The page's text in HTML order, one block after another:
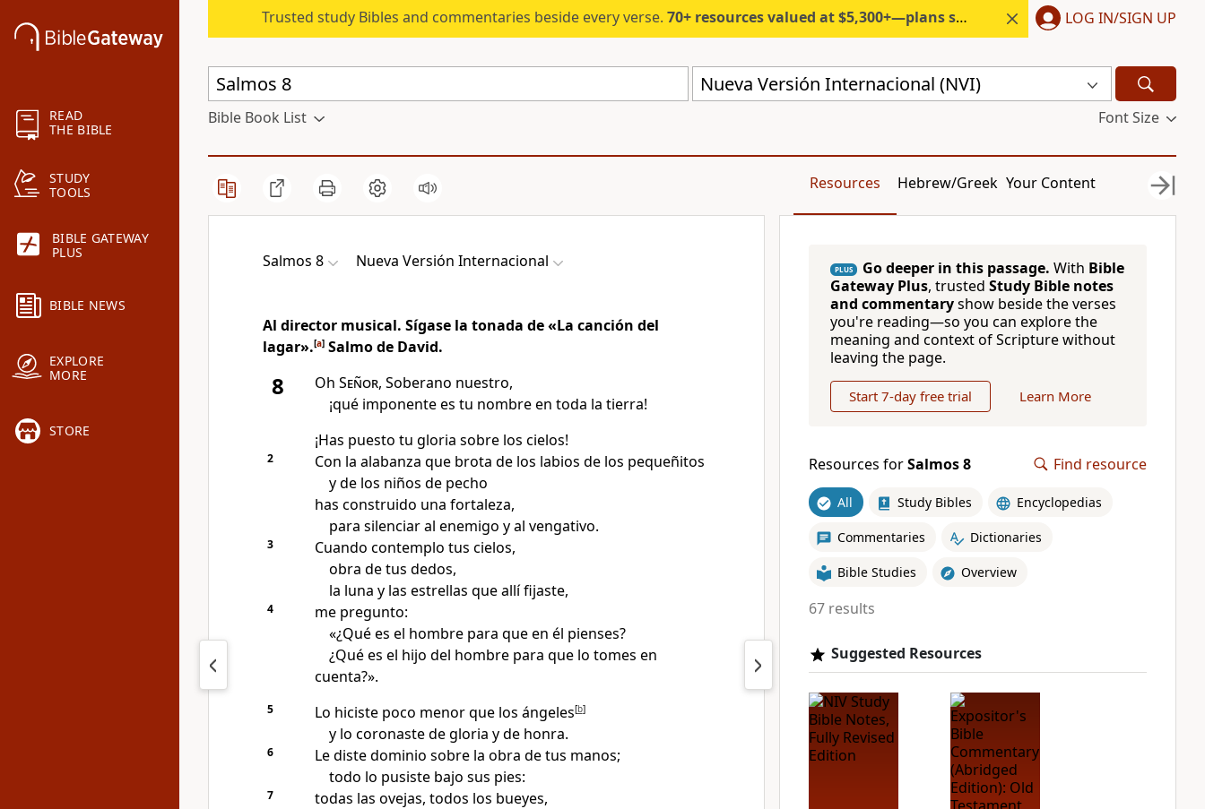
READ
THE BIBLE
STUDY
TOOLS
BIBLE GATEWAY
PLUS
BIBLE NEWS
EXPLORE
MORE
STORE
Trusted study Bibles and commentaries beside every verse. 70+ resources valued at $5,300+—plans start under $6/month. LOG IN/SIGN UP
Nueva Versión Internacional (NVI)
Bible Book List Font Size
Resources Hebrew/Greek Your Content
Salmos 8 Nueva Versión Internacional
Al director musical. Sígase la tonada de «La canción del
lagar».[a] Salmo de David.
8 Oh Señor, Soberano nuestro,
¡qué imponente es tu nombre en toda la tierra!
¡Has puesto tu gloria sobre los cielos!
2
Con la alabanza que brota de los labios de los pequeñitos
y de los niños de pecho
has construido una fortaleza,
para silenciar al enemigo y al vengativo.
3
Cuando contemplo tus cielos,
obra de tus dedos,
la luna y las estrellas que allí fijaste,
4
me pregunto:
«¿Qué es el hombre para que en él pienses?
¿Qué es el hijo del hombre para que lo tomes en
cuenta?».
5 Lo hiciste poco menor que los ángeles[b]
y lo coronaste de gloria y de honra.
6
Le diste dominio sobre la obra de tus manos;
todo lo pusiste bajo sus pies:
7
todas las ovejas, todos los bueyes,
PLUS Go deeper in this passage. With Bible
Gateway Plus, trusted Study Bible notes
and commentaryshow beside the verses
you're reading—so you can explore the
meaning and context of Scripture without
leaving the page.
Start 7-day free trial Learn More
Resources forSalmos 8 Find resource
All Study Bibles Encyclopedias
Commentaries Dictionaries
Bible Studies Overview
67 results
Suggested Resources